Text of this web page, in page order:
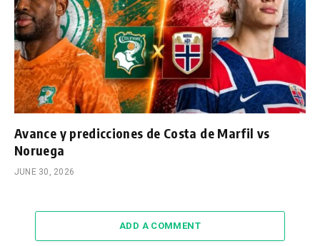
Avance y predicciones de Costa de Marfil vs
Noruega
JUNE 30, 2026
ADD A COMMENT